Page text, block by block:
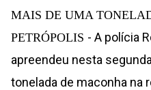
MAIS DE UMA
PETRÓPOLIS - A polícia
apreendeu nesta
tonelada de maconha na